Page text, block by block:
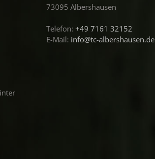
73095 Albershausen
Telefon: +49 7161 32152
E-Mail: info@tc-albershausen.de